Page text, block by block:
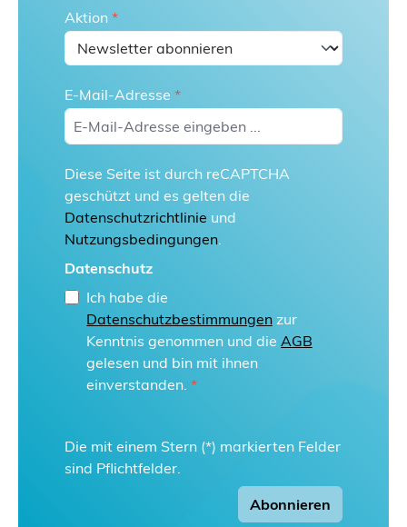
Aktion *
E-Mail-Adresse *
Diese Seite ist durch reCAPTCHA
geschützt und es gelten die
Datenschutzrichtlinie und
Nutzungsbedingungen.
Datenschutz
Ich habe die
Datenschutzbestimmungen zur
Kenntnis genommen und die AGB
gelesen und bin mit ihnen
einverstanden. *
Die mit einem Stern (*) markierten Felder
sind Pflichtfelder.
Abonnieren